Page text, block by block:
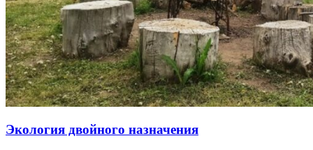
Экология двойного назначения